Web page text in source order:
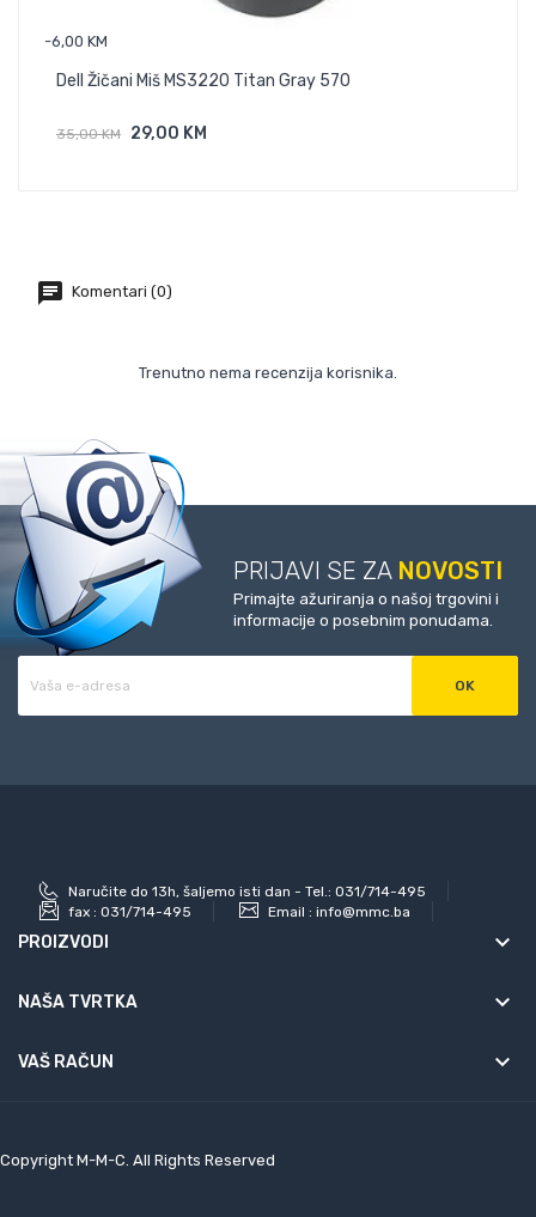
-6,00 KM
Dell Žičani Miš MS3220 Titan Gray 570
35,00 KM 29,00 KM
Dodaj U Košaricu
Komentari (0)
Trenutno nema recenzija korisnika.
PRIJAVI SE ZA NOVOSTI
Primajte ažuriranja o našoj trgovini i
informacije o posebnim ponudama.
Naručite do 13h, šaljemo isti dan - Tel.: 031/714-495
fax : 031/714-495 Email : info@mmc.ba
PROIZVODI keyboard_arrow_down
NAŠA TVRTKA keyboard_arrow_down
VAŠ RAČUN 
Copyright M-M-C. All Rights Reserved